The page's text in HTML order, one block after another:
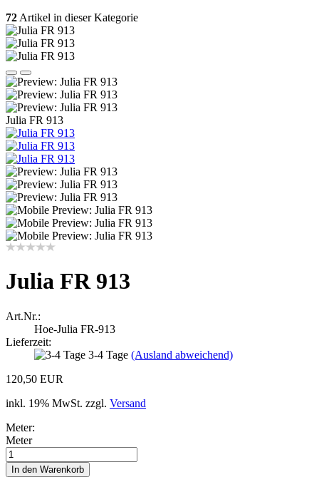
72 Artikel in dieser Kategorie
Julia FR 913
Julia FR 913
Art.Nr.:
Hoe-Julia FR-913
Lieferzeit:
3-4 Tage (Ausland abweichend)
120,50 EUR
inkl. 19% MwSt. zzgl. Versand
Meter:
Meter